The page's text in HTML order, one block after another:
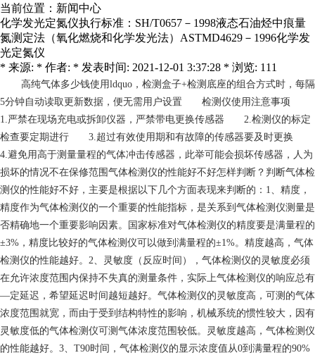
当前位置： 新闻中心
化学发光定氮仪执行标准：SH/T0657－1998液态石油烃中痕量
氮测定法（氧化燃烧和化学发光法）ASTMD4629－1996化学发
光定氮仪
* 来源: * 作者: * 发表时间: 2021-12-01 3:37:28 * 浏览: 111
高纯气体多少钱使用ldquo，检测盒子+检测底座的组合方式时，每隔
5分钟自动读取更新数据，便无需用户设置 检测仪使用注意事项
1.严禁在现场充电或拆卸仪器，严禁带电更换传感器 2.检测仪的标定
检查要定期进行 3.超过有效使用期和有故障的传感器要及时更换
4.避免用高于测量量程的气体冲击传感器，此举可能会损坏传感器，人为
损坏的情况不在保修范围气体检测仪的性能好不好怎样判断？判断气体检
测仪的性能好不好，主要是根据以下几个方面表现来判断的：1、精度，
精度作为气体检测仪的一个重要的性能指标，是关系到气体检测仪测量是
否精确地一个重要影响因素。国家标准对气体检测仪的精度要是满量程的
±3%，精度比较好的气体检测仪可以做到满量程的±1%。精度越高，气体
检测仪的性能越好。2、灵敏度（反应时间），气体检测仪的灵敏度必须
在允许浓度范围内保持不失真的测量条件，实际上气体检测仪的响应总有
—定延迟，希望延迟时间越短越好。气体检测仪的灵敏度高，可测的气体
浓度范围就宽，而由于受到结构特性的影响，机械系统的惯性较大，因有
灵敏度低的气体检测仪可测气体浓度范围较低。灵敏度越高，气体检测仪
的性能越好。3、T90时间，气体检测仪的显示浓度值从0到满量程的90%